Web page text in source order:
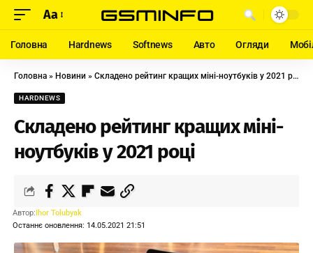
Aa
Головна Hardnews Softnews Авто Огляди
Головна » Новини » Складено рейтинг кращих міні-ноутбуків у 2021 році
HARDNEWS
Складено рейтинг кращих міні-
ноутбуків у 2021 році
Останнє оновлення: 14.05.2021 21:51
Автор:Ihor Tolubyak